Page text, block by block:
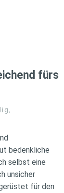
fürs
,
bedenkliche
selbst eine
unsicher
für den